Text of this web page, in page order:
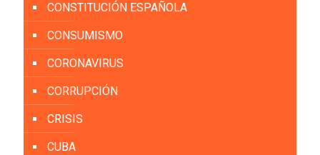
CONSTITUCIÓN ESPAÑOLA
CONSUMISMO
CORONAVIRUS
CORRUPCIÓN
CRISIS
CUBA